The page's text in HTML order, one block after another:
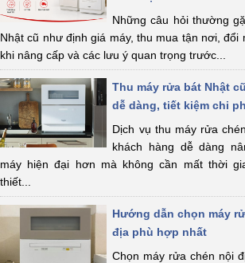
Những câu hỏi thường
Nhật cũ như định giá máy, thu mua tận nơi, đổi
khi nâng cấp và các lưu ý quan trọng trước...
Thu máy rửa bát Nhật
dễ dàng, tiết kiệm chi
Dịch vụ thu máy rửa
khách hàng dễ dàng
máy hiện đại hơn mà không cần mất thời
thiết...
Hướng dẫn chọn máy
địa phù hợp nhất
Chọn máy rửa chén nội